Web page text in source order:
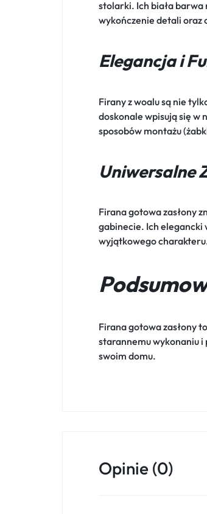
stolarki. Ich biała barwa
wykończenie detali oraz
Elegancja i
Firany z woalu są nie
doskonale wpisują się w
sposobów montażu
Uniwersalne
Firana gotowa zasłony
gabinecie. Ich elegancki
wyjątkowego
Firana gotowa zasłony
starannemu wykonaniu i
swoim domu.
Opinie (0)